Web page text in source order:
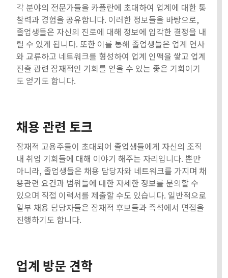
각 분야의 전문가들을 카플란에 초대하여 업계에 대한 통
찰력과 경험을 공유합니다. 이러한 정보들을 바탕으로,
졸업생들은 자신의 진로에 대해 정보에 입각한 결정을 내
릴 수 있게 됩니다. 또한 이를 통해 졸업생들은 업계 연사
와 교류하고 네트워크를 형성하여 업계 인맥을 쌓고 업계
진출 관련 잠재적인 기회를 얻을 수 있는 좋은 기회이기
도 얻기도 합니다.
채용 관련 토크
잠재적 고용주들이 초대되어 졸업생들에게 자신의 조직
내 취업 기회들에 대해 이야기 해주는 자리입니다. 뿐만
아니라, 졸업생들은 채용 담당자와 네트워크를 가지며 채
용관련 요건과 범위들에 대한 자세한 정보를 문의할 수
있으며 직접 이력서를 제출할 수도 있습니다. 일반적으로
일부 채용 담당자들은 잠재적 후보들과 즉석에서 면접을
진행하기도 합니다.
업계 방문 견학